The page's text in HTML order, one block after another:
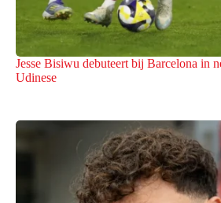
Jesse Bisiwu debuteert bij Barcelona in
Udinese